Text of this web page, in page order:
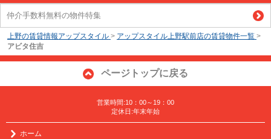
仲介手数料無料の物件特集
上野の賃貸情報アップスタイル > アップスタイル上野駅前店の賃貸物件一覧 >
アビタ住吉
ページトップに戻る
営業時間:10：00～19：00
定休日:年末年始
ホーム